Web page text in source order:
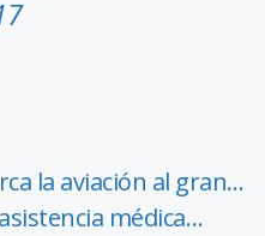
la aviación al gran…
médica…